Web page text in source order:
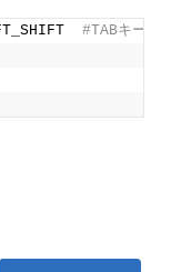
#TABキー